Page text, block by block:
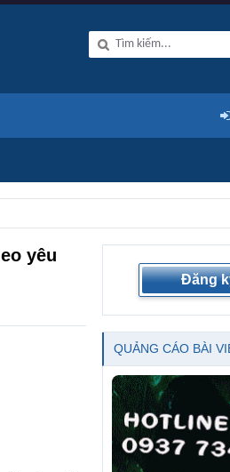
yêu
Đăng
QUẢNG CÁO BÀI